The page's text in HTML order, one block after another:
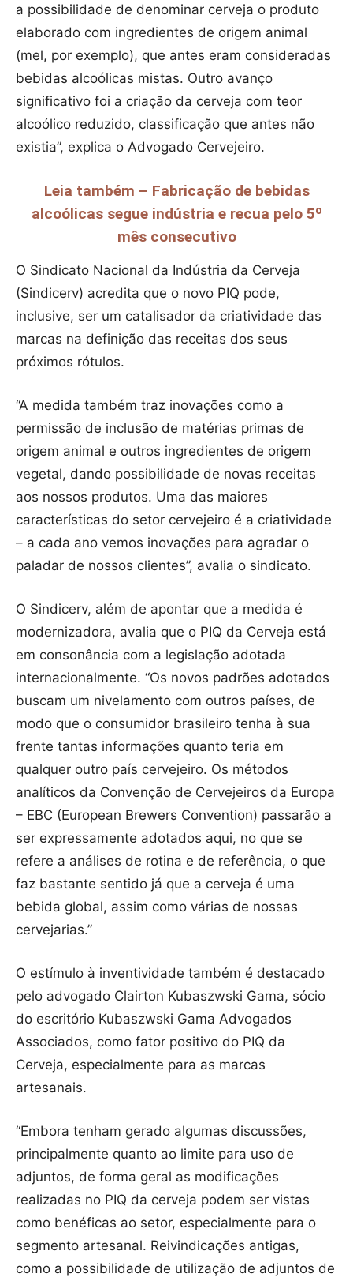
a possibilidade de denominar cerveja o produto
elaborado com ingredientes de origem animal
(mel, por exemplo), que antes eram consideradas
bebidas alcoólicas mistas. Outro avanço
significativo foi a criação da cerveja com teor
alcoólico reduzido, classificação que antes não
existia”, explica o Advogado Cervejeiro.
Leia também – Fabricação de bebidas
alcoólicas segue indústria e recua pelo 5º
mês consecutivo
O Sindicato Nacional da Indústria da Cerveja
(Sindicerv) acredita que o novo PIQ pode,
inclusive, ser um catalisador da criatividade das
marcas na definição das receitas dos seus
próximos rótulos.
“A medida também traz inovações como a
permissão de inclusão de matérias primas de
origem animal e outros ingredientes de origem
vegetal, dando possibilidade de novas receitas
aos nossos produtos. Uma das maiores
características do setor cervejeiro é a criatividade
– a cada ano vemos inovações para agradar o
paladar de nossos clientes”, avalia o sindicato.
O Sindicerv, além de apontar que a medida é
modernizadora, avalia que o PIQ da Cerveja está
em consonância com a legislação adotada
internacionalmente. “Os novos padrões adotados
buscam um nivelamento com outros países, de
modo que o consumidor brasileiro tenha à sua
frente tantas informações quanto teria em
qualquer outro país cervejeiro. Os métodos
analíticos da Convenção de Cervejeiros da Europa
– EBC (European Brewers Convention) passarão a
ser expressamente adotados aqui, no que se
refere a análises de rotina e de referência, o que
faz bastante sentido já que a cerveja é uma
bebida global, assim como várias de nossas
cervejarias.”
O estímulo à inventividade também é destacado
pelo advogado Clairton Kubaszwski Gama, sócio
do escritório Kubaszwski Gama Advogados
Associados, como fator positivo do PIQ da
Cerveja, especialmente para as marcas
artesanais.
“Embora tenham gerado algumas discussões,
principalmente quanto ao limite para uso de
adjuntos, de forma geral as modificações
realizadas no PIQ da cerveja podem ser vistas
como benéficas ao setor, especialmente para o
segmento artesanal. Reivindicações antigas,
como a possibilidade de utilização de adjuntos de